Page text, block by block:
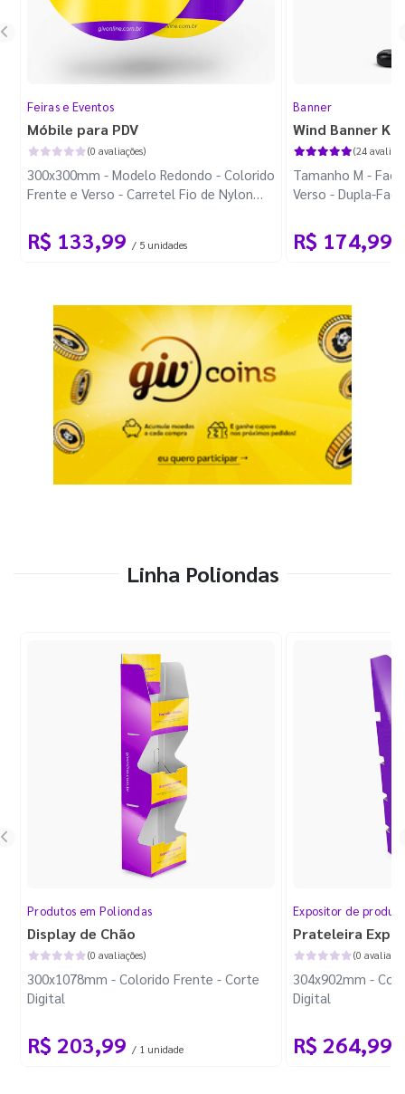
Feiras e Eventos
Móbile para PDV
(0 avaliações)
300x300mm - Modelo Redondo - Colorido
Frente e Verso - Carretel Fio de Nylon
R$ 133,99 / 5 unidades
Banner
Wind Banner
(24
Tamanho M -
Verso - Dupla-
R$ 174,99
Linha Poliondas
Produtos em Poliondas
Display de Chão
(0 avaliações)
300x1078mm - Colorido Frente - Corte
Digital
R$ 203,99 / 1 unidade
Expositor de
Prateleira
(0
304x902mm -
Digital
R$ 264,99